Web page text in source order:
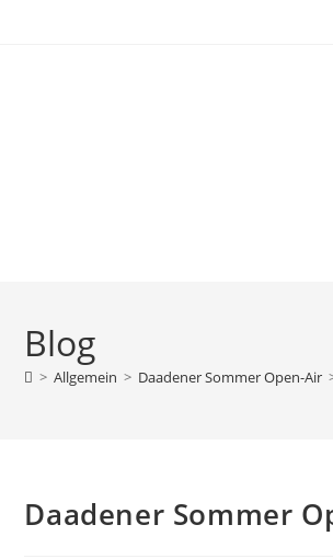
Blog
> Allgemein > Daadener Sommer Open-Air
Daadener Sommer